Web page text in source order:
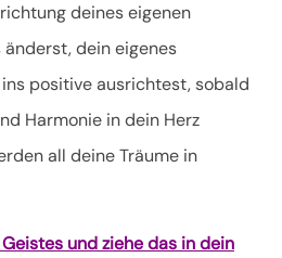
deines eigenen
dein eigenes
positive ausrichtest, sobald
Harmonie in dein Herz
all deine Träume in
und ziehe das in dein